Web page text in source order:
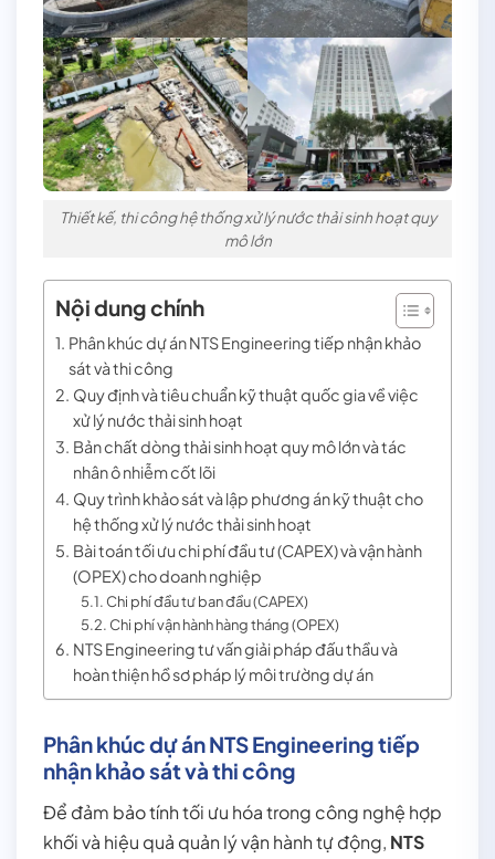
Thiết kế, thi công hệ thống xử lý nước thải sinh hoạt quy
mô lớn
Nội dung chính
Phân khúc dự án NTS Engineering tiếp nhận khảo
sát và thi công
Quy định và tiêu chuẩn kỹ thuật quốc gia về việc
xử lý nước thải sinh hoạt
Bản chất dòng thải sinh hoạt quy mô lớn và tác
nhân ô nhiễm cốt lõi
Quy trình khảo sát và lập phương án kỹ thuật cho
hệ thống xử lý nước thải sinh hoạt
Bài toán tối ưu chi phí đầu tư (CAPEX) và vận hành
(OPEX) cho doanh nghiệp
Chi phí đầu tư ban đầu (CAPEX)
Chi phí vận hành hàng tháng (OPEX)
NTS Engineering tư vấn giải pháp đấu thầu và
hoàn thiện hồ sơ pháp lý môi trường dự án
Phân khúc dự án NTS Engineering tiếp
nhận khảo sát và thi công
Để đảm bảo tính tối ưu hóa trong công nghệ hợp
khối và hiệu quả quản lý vận hành tự động, NTS